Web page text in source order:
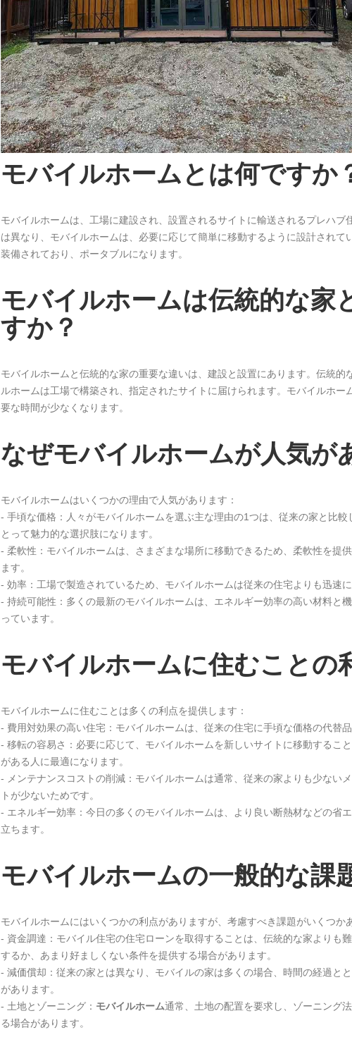
モバイルホームとは何ですか
モバイルホームは、工場に建設され、設置されるサイトに輸送されるプレハ
は異なり、モバイルホームは、必要に応じて簡単に移動するように設計され
装備されており、ポータブルになります。
モバイルホームは伝統的な家
すか？
モバイルホームと伝統的な家の重要な違いは、建設と設置にあります。伝統
ルホームは工場で構築され、指定されたサイトに届けられます。モバイルホ
要な時間が少なくなります。
なぜモバイルホームが人気が
モバイルホームはいくつかの理由で人気があります：
- 手頃な価格：人々がモバイルホームを選ぶ主な理由の1つは、従来の家と比
とって魅力的な選択肢になります。
- 柔軟性：モバイルホームは、さまざまな場所に移動できるため、柔軟性を提
ます。
- 効率：工場で製造されているため、モバイルホームは従来の住宅よりも迅速
- 持続可能性：多くの最新のモバイルホームは、エネルギー効率の高い材料と
っています。
モバイルホームに住むことの
モバイルホームに住むことは多くの利点を提供します：
- 費用対効果の高い住宅：モバイルホームは、従来の住宅に手頃な価格の代替
- 移転の容易さ：必要に応じて、モバイルホームを新しいサイトに移動するこ
がある人に最適になります。
- メンテナンスコストの削減：モバイルホームは通常、従来の家よりも少ない
トが少ないためです。
- エネルギー効率：今日の多くのモバイルホームは、より良い断熱材などの省
立ちます。
モバイルホームの一般的な課
モバイルホームにはいくつかの利点がありますが、考慮すべき課題がいくつか
- 資金調達：モバイル住宅の住宅ローンを取得することは、伝統的な家よりも
するか、あまり好ましくない条件を提供する場合があります。
- 減価償却：従来の家とは異なり、モバイルの家は多くの場合、時間の経過と
があります。
- 土地とゾーニング： モバイルホーム通常、土地の配置を要求し、ゾーニング
る場合があります。